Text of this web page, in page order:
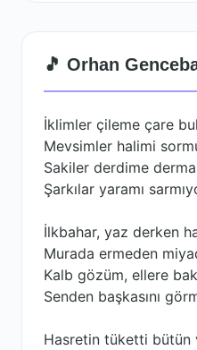
🎵 Orhan
İklimler çileme çare
Mevsimler halimi
Sakiler derdime
Şarkılar yaramı
İlkbahar, yaz derken
Murada ermeden
Kalb gözüm, ellere
Senden başkasını
Hasretin tüketti bütün